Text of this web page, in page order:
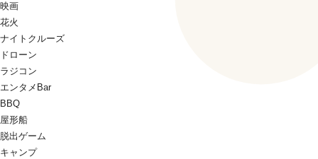
映画
花火
ナイトクルーズ
ドローン
ラジコン
エンタメBar
BBQ
屋形船
脱出ゲーム
キャンプ